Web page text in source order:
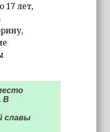
17 лет,
В
славы